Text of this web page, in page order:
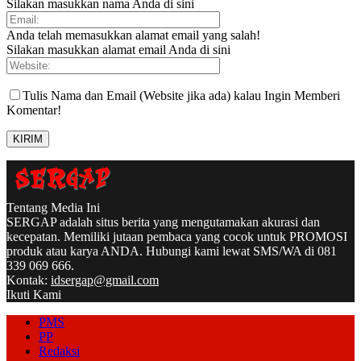
Silakan masukkan nama Anda di sini
Anda telah memasukkan alamat email yang salah!
Silakan masukkan alamat email Anda di sini
Tulis Nama dan Email (Website jika ada) kalau Ingin Memberi
Komentar!
Tentang Media Ini
SERGAP adalah situs berita yang mengutamakan akurasi dan
kecepatan. Memiliki jutaan pembaca yang cocok untuk PROMOSI
produk atau karya ANDA. Hubungi kami lewat SMS/WA di 081
339 069 666.
Kontak: idsergap@gmail.com
Ikuti Kami
PMS
PP
Redaksi